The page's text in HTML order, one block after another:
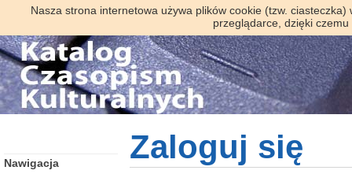
Nasza strona internetowa używa plików cookie (tzw.
przeglądarce, dzięki
Zaloguj się
Nawigacja